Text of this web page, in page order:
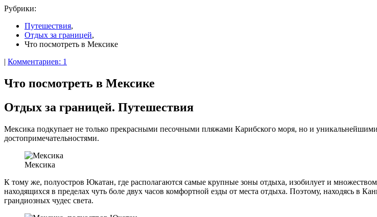
Рубрики:
Путешествия,
Отдых за границей,
Что посмотреть в Мексике
| Комментариев: 1
Что посмотреть в Мексике
Отдых за границей. Путешествия
Мексика подкупает не только прекрасными песочными пляжами Карибского моря, но и
достопримечательностями.
Мексика
К тому же, полуостров Юкатан, где располагаются самые крупные зоны отдыха, изобилует и
находящихся в пределах чуть боле двух часов комфортной езды от места отдыха. Поэтому, находясь в
грандиозных чудес света.